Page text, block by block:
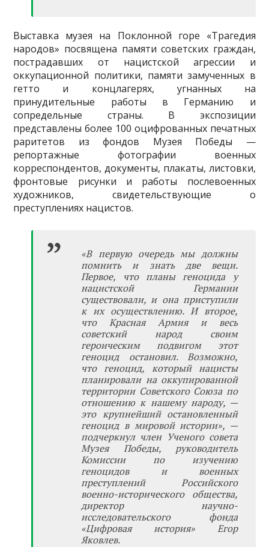
Выставка музея на Поклонной горе «Трагедия
народов» посвящена памяти советских граждан,
пострадавших от нацистской агрессии и
оккупационной политики, памяти замученных в
гетто и концлагерях, угнанных на
принудительные работы в Германию и
сопредельные страны. В экспозиции
представлены более 100 оцифрованных печатных
раритетов из фондов Музея Победы —
репортажные фотографии военных
корреспондентов, документы, плакаты, листовки,
фронтовые рисунки и работы послевоенных
художников, свидетельствующие о
преступлениях нацистов.
«В первую очередь мы должны
помнить и знать две вещи.
Первое, что планы геноцида у
нацистской Германии
существовали, и она приступили
к их осуществлению. И второе,
что Красная Армия и весь
советский народ своим
героическим подвигом этот
геноцид остановил. Возможно,
что геноцид, который нацисты
планировали на оккупированной
территории Советского Союза по
отношению к нашему народу, —
это крупнейший остановленный
геноцид в мировой истории», —
подчеркнул член Ученого совета
Музея Победы, руководитель
Комиссии по изучению
геноцидов и военных
преступлений Российского
военно-исторического общества,
директор научно-
исследовательского фонда
«Цифровая история» Егор
Яковлев.